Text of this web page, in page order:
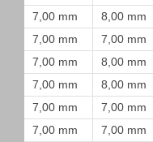
7,00 mm
8,00 mm
7,00 mm
7,00 mm
7,00 mm
8,00 mm
7,00 mm
8,00 mm
7,00 mm
7,00 mm
7,00 mm
7,00 mm